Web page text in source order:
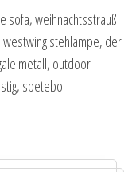
sofa, weihnachtsstrauß
stehlampe, der
metall, outdoor
spetebo